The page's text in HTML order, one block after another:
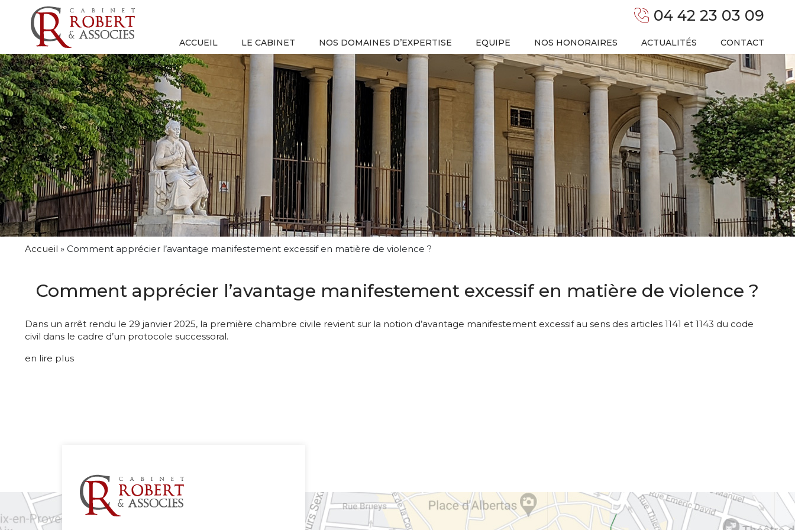
04 42 23 03 09
ACCUEIL LE CABINET NOS DOMAINES D’EXPERTISE EQUIPE NOS HONORAIRES ACTUALITÉS CONTACT
Accueil » Comment apprécier l’avantage manifestement excessif en matière de violence ?
Comment apprécier l’avantage manifestement excessif en matière de violence ?
Dans un arrêt rendu le 29 janvier 2025, la première chambre civile revient sur la notion d’avantage manifestement excessif au sens des articles 1141 et 1143 du code
civil dans le cadre d’un protocole successoral.
en lire plus